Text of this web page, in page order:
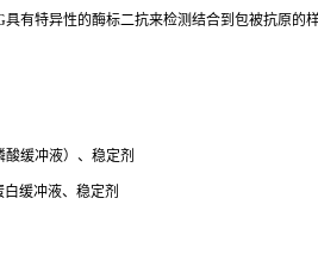
有特异性的酶标二抗来检测结合到包被抗原
缓冲液）、稳定剂
缓冲液、稳定剂